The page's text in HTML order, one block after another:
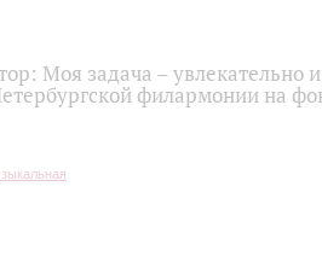
Моя задача – увлекательно
филармонии на